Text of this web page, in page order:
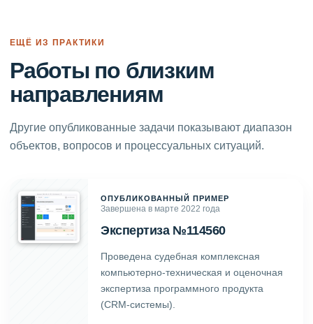
ЕЩЁ ИЗ ПРАКТИКИ
Работы по близким
направлениям
Другие опубликованные задачи показывают диапазон
объектов, вопросов и процессуальных ситуаций.
ОПУБЛИКОВАННЫЙ ПРИМЕР
Завершена в марте 2022 года
Экспертиза №114560
Проведена судебная комплексная
компьютерно-техническая и оценочная
экспертиза программного продукта
(CRM-системы).